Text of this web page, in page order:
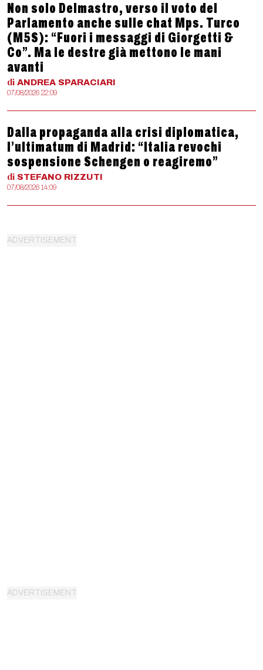
Non solo Delmastro, verso il voto del
Parlamento anche sulle chat Mps. Turco
(M5S): “Fuori i messaggi di Giorgetti &
Co”. Ma le destre già mettono le mani
avanti
di ANDREA SPARACIARI
07/08/2026 22:09
Dalla propaganda alla crisi diplomatica,
l’ultimatum di Madrid: “Italia revochi
sospensione Schengen o reagiremo”
di STEFANO RIZZUTI
07/08/2026 14:09